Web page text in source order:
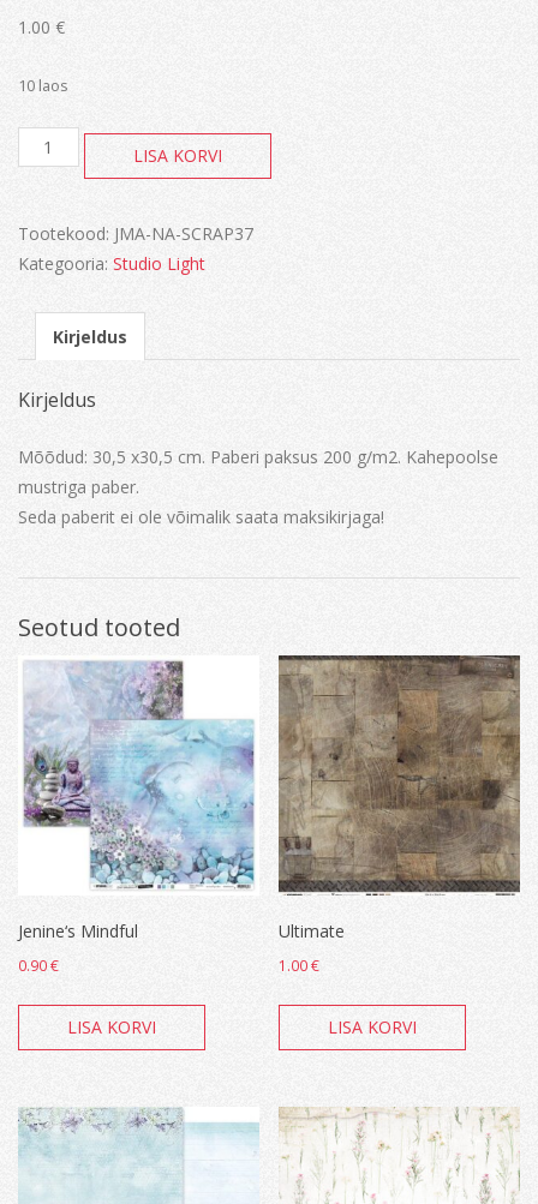
1.00 €
10 laos
New
Awakening
LISA KORVI
Tootekood: JMA-NA-SCRAP37
Kategooria: Studio Light
Kirjeldus
Kirjeldus
Mõõdud: 30,5 x30,5 cm. Paberi paksus 200 g/m2. Kahepoolse
mustriga paber.
Seda paberit ei ole võimalik saata maksikirjaga!
Seotud tooted
Jenine‘s Mindful
0.90€
LISA KORVI
Ultimate
1.00€
LISA KORVI